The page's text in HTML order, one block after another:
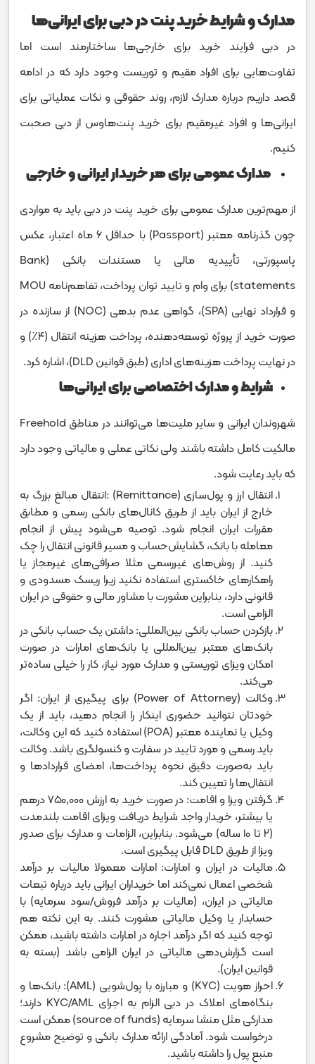
مدارک و شرایط خرید پنت در دبی برای ایرانی‌ها
در دبی فرایند خرید برای خارجی‌ها ساختارمند است اما
تفاوت‌هایی برای افراد مقیم و توریست وجود دارد که در ادامه
قصد داریم درباره مدارک لازم، روند حقوقی و نکات عملیاتی برای
ایرانی‌ها و افراد غیرمقیم‌ برای خرید پنت‌هاوس از دبی صحبت
کنیم.
مدارک عمومی برای هر خریدار ایرانی و خارجی
از مهم‌ترین مدارک عمومی برای خرید پنت در دبی باید به مواردی
چون گذرنامه معتبر (Passport) با حداقل ۶ ماه اعتبار، عکس
پاسپورتی، تأییدیه مالی یا مستندات بانکی (Bank
statements) برای وام و تایید توان پرداخت، تفاهم‌نامه MOU
و قرارداد نهایی (SPA)، گواهی عدم بدهی (NOC) از سازنده در
صورت خرید از پروژه توسعه‌دهنده، پرداخت هزینه انتقال (۴٪) و
در نهایت پرداخت هزینه‌های اداری (طبق قوانین DLD)، اشاره کرد.
شرایط و مدارک اختصاصی برای ایرانی‌ها
شهروندان ایرانی و سایر ملیت‌ها می‌توانند در مناطق Freehold
مالکیت کامل داشته باشند ولی نکاتی عملی و مالیاتی وجود دارد
که باید رعایت شود.
انتقال ارز و پول‌سازی (Remittance) :انتقال مبالغ بزرگ به
خارج از ایران باید از طریق کانال‌های بانکی رسمی و مطابق
مقررات ایران انجام شود. توصیه می‌شود پیش از انجام
معامله با بانک، گشایش‌حساب و مسیر قانونی انتقال را چک
کنید. از روش‌های غیررسمی مثلا صرافی‌های غیرمجاز یا
راهکارهای خاکستری استفاده نکنید زیرا ریسک مسدودی و
قانونی دارد، بنابراین مشورت با مشاور مالی و حقوقی در ایران
الزامی است.
بازکردن حساب بانکی بین‌المللی: داشتن یک حساب بانکی در
بانک‌های معتبر بین‌المللی یا بانک‌های امارات در صورت
امکان ویزای توریستی و مدارک مورد نیاز، کار را خیلی ساده‌تر
می‌کند.
وکالت (Power of Attorney) برای پیگیری از ایران: اگر
خودتان نتوانید حضوری اینکار را انجام دهید، باید از یک
وکیل یا نماینده معتبر (POA) استفاده کنید که این وکالت،
باید رسمی و مورد تایید در سفارت و کنسولگری باشد. وکالت
باید به‌صورت دقیق نحوه پرداخت‌ها، امضای قراردادها و
انتقال‌ها را تعیین کند.
گرفتن ویزا و اقامت: در صورت خرید به ارزش ۷۵۰,۰۰۰ درهم
یا بیشتر، خریدار واجد شرایط دریافت ویزای اقامت بلندمدت
(۲ تا ۱۰ ساله) می‌شود. بنابراین، الزامات و مدارک برای صدور
ویزا از طریق DLD قابل پیگیری است.
مالیات در ایران و امارات: امارات معمولا مالیات بر درآمد
شخصی اعمال نمی‌کند اما خریداران ایرانی باید درباره تبعات
مالیاتی در ایران، (مالیات بر درآمد فروش/سود سرمایه) با
حسابدار یا وکیل مالیاتی مشورت کنند. به این نکته هم
توجه کنید که اگر درآمد اجاره در امارات داشته باشید، ممکن
است گزارش‌دهی مالیاتی در ایران الزامی باشد (بسته به
قوانین ایران).
احراز هویت (KYC) و مبارزه با پول‌شویی (AML): بانک‌ها و
بنگاه‌های املاک در دبی الزام به اجرای KYC/AML دارند؛
مدارکی مثل منشا سرمایه (source of funds) ممکن است
درخواست شود. آمادگی ارائه مدارک بانکی و توضیح مشروع
منبع پول را داشته باشید.